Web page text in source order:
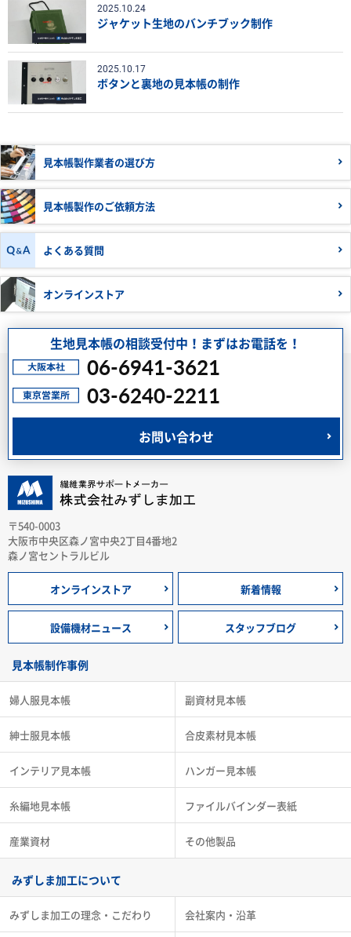
2025.10.24
ジャケット生地のバンチブック制作
2025.10.17
ボタンと裏地の見本帳の制作
見本帳製作業者の選び方
見本帳製作のご依頼方法
よくある質問
オンラインストア
生地見本帳の相談受付中！まずはお電話を！
06-6941-3621
03-6240-2211
お問い合わせ
〒540-0003
大阪市中央区森ノ宮中央2丁目4番地2
森ノ宮セントラルビル
オンラインストア 新着情報
設備機材ニュース スタッフブログ
見本帳制作事例
婦人服見本帳
紳士服見本帳
インテリア見本帳
糸編地見本帳
産業資材
副資材見本帳
合皮素材見本帳
ハンガー見本帳
ファイルバインダー表紙
その他製品
みずしま加工について
みずしま加工の理念・こだわり 会社案内・沿革